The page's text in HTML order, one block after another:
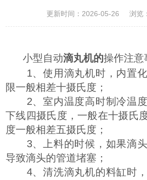
更新时间：2026-05-26 浏览
小型自动滴丸机的操作注意
1、使用滴丸机时，内置化
限一般相差十摄氏度；
2、室内温度高时制冷温度
下线四摄氏度，一般在十摄氏
度一般相差五摄氏度；
3、上料的时候，如果滴头
导致滴头的管道堵塞；
4、清洗滴丸机的料缸时，